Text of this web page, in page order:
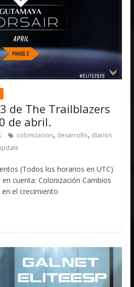
de The Trailblazers
de abril.
colonizacion, desarrollo, diarios
(Todos los horarios en UTC)
cuenta: Colonización Cambios
el crecimiento